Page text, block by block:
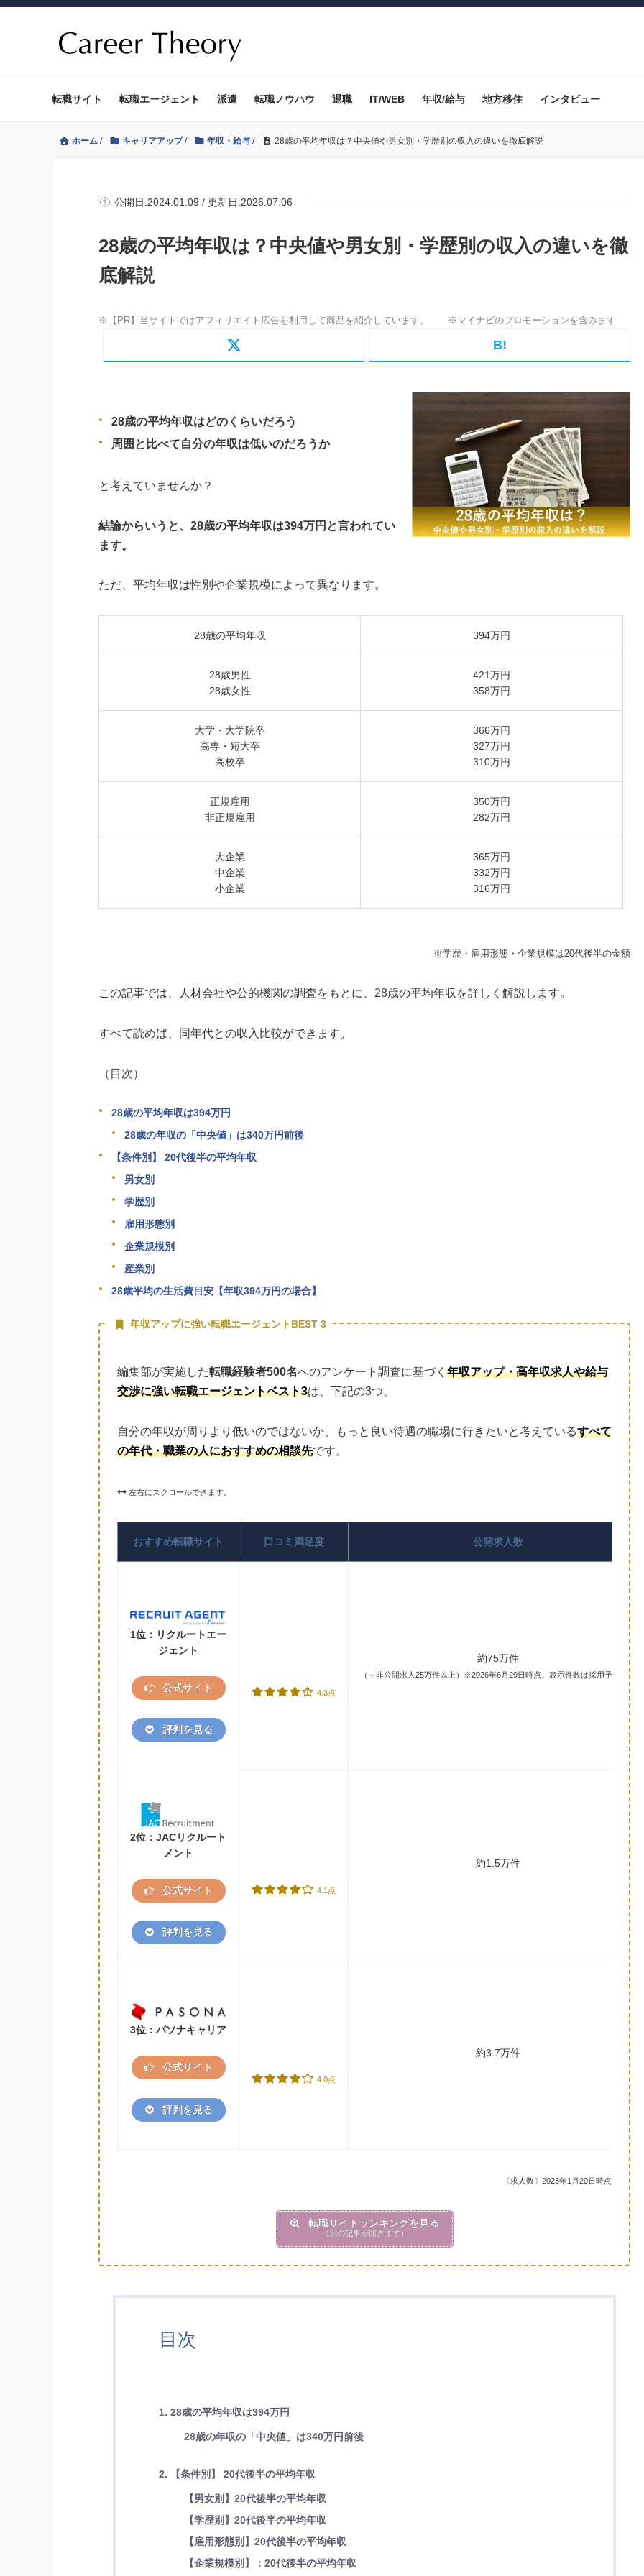
転職サイト 転職エージェント 派遣 転職ノウハウ 退職 IT/WEB 年収/給与 地方移住 インタビュー
ホーム / キャリアアップ/ 年収・給与 / 28歳の平均年収は？中央値や男女別・学歴別の収入の違いを徹底解説
公開日:2024.01.09 / 更新日:2026.07.06
28歳の平均年収は？中央値や男女別・学歴別の収入の違いを徹
底解説
B!
28歳の平均年収はどのくらいだろう
周囲と比べて自分の年収は低いのだろうか
と考えていませんか？
結論からいうと、28歳の平均年収は394万円と言われてい
ます。
ただ、平均年収は性別や企業規模によって異なります。
28歳の平均年収 394万円
28歳男性
28歳女性
421万円
358万円
大学・大学院卒
高専・短大卒
高校卒
366万円
327万円
310万円
正規雇用
非正規雇用
350万円
282万円
大企業
中企業
小企業
365万円
332万円
316万円
※学歴・雇用形態・企業規模は20代後半の金額
この記事では、人材会社や公的機関の調査をもとに、28歳の平均年収を詳しく解説します。
すべて読めば、同年代との収入比較ができます。
（目次）
28歳の平均年収は394万円
28歳の年収の「中央値」は340万円前後
【条件別】 20代後半の平均年収
男女別
学歴別
雇用形態別
企業規模別
産業別
28歳平均の生活費目安【年収394万円の場合】
年収アップに強い転職エージェントBEST 3
編集部が実施した転職経験者500名へのアンケート調査に基づく 年収アップ・高年収求人や給与
交渉に強い転職エージェントベスト3は、下記の3つ。
自分の年収が周りより低いのではないか、もっと良い待遇の職場に行きたいと考えているすべて
の年代・職業の人におすすめの相談先です。
左右にスクロールできます。
おすすめ転職サイト 口コミ満足度 公開求人数
1位：リクルートエー
ジェント
公式サイト
評判を見る
4.3点
約75万件
（＋非公開求人25万件以上）※2026年6月29日時点。表示件数は採用予定数。
2位：JACリクルート
メント
公式サイト
評判を見る
4.1点
約1.5万件
3位：パソナキャリア
公式サイト
評判を見る
4.0点
約3.7万件
〔求人数〕2023年1月20日時点
転職サイトランキングを見る
（別の記事が開きます）
目次
1. 28歳の平均年収は394万円
28歳の年収の「中央値」は340万円前後
2. 【条件別】 20代後半の平均年収
【男女別】20代後半の平均年収
【学歴別】20代後半の平均年収
【雇用形態別】20代後半の平均年収
【企業規模別】：20代後半の平均年収